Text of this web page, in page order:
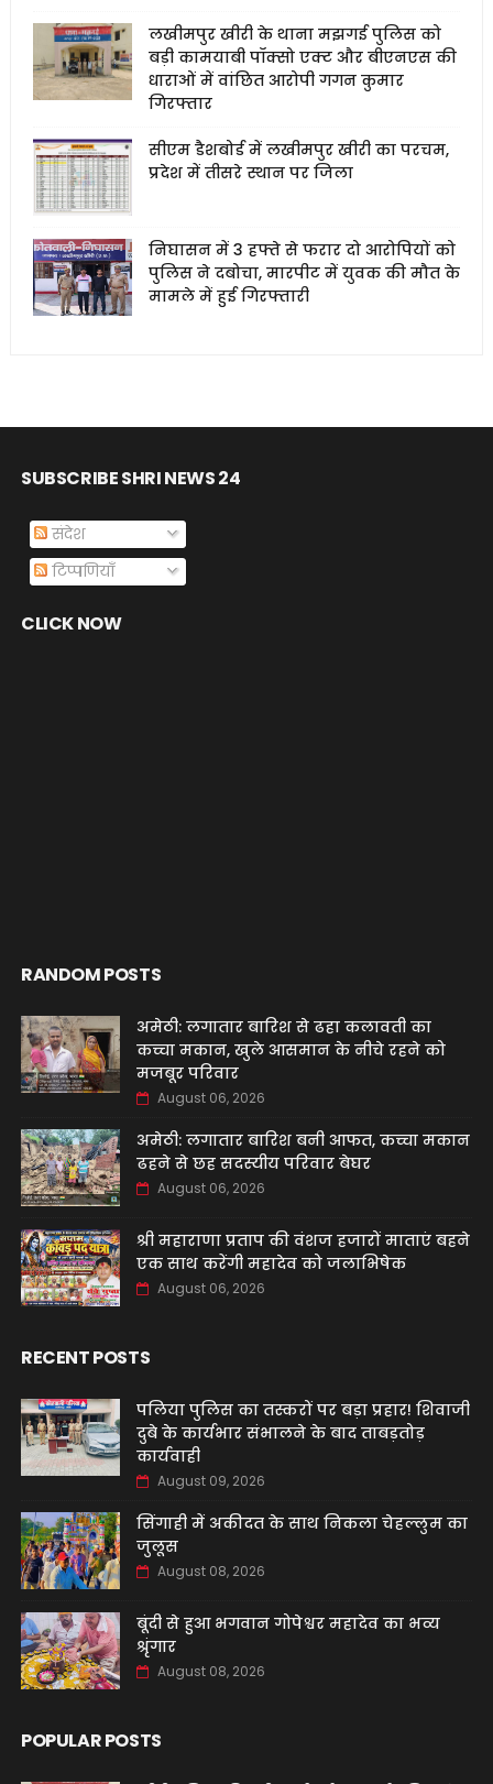
लखीमपुर खीरी के थाना मझगई पुलिस को
बड़ी कामयाबी पॉक्सो एक्ट और बीएनएस की
धाराओं में वांछित आरोपी गगन कुमार
गिरफ्तार
सीएम डैशबोर्ड में लखीमपुर खीरी का परचम,
प्रदेश में तीसरे स्थान पर जिला
निघासन में 3 हफ्ते से फरार दो आरोपियों को
पुलिस ने दबोचा, मारपीट में युवक की मौत के
मामले में हुई गिरफ्तारी
SUBSCRIBE SHRI NEWS 24
संदेश
टिप्पणियाँ
CLICK NOW
RANDOM POSTS
अमेठी: लगातार बारिश से ढहा कलावती का
कच्चा मकान, खुले आसमान के नीचे रहने को
मजबूर परिवार
August 06, 2026
अमेठी: लगातार बारिश बनी आफत, कच्चा मकान
ढहने से छह सदस्यीय परिवार बेघर
August 06, 2026
श्री महाराणा प्रताप की वंशज हजारों माताएं बहने
एक साथ करेंगी महादेव को जलाभिषेक
August 06, 2026
RECENT POSTS
पलिया पुलिस का तस्करों पर बड़ा प्रहार! शिवाजी
दुबे के कार्यभार संभालने के बाद ताबड़तोड़
कार्यवाही
August 09, 2026
सिंगाही में अकीदत के साथ निकला चेहल्लुम का
जुलूस
August 08, 2026
बूंदी से हुआ भगवान गोपेश्वर महादेव का भव्य
श्रृंगार
August 08, 2026
POPULAR POSTS